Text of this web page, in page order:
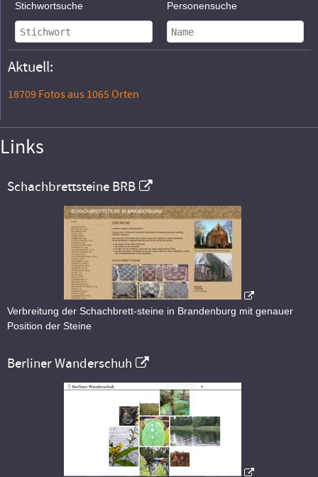
Stichwortsuche Personensuche
Aktuell:
18709 Fotos aus 1065 Orten
Links
Schachbrettsteine BRB
Verbreitung der Schachbrett-steine in Brandenburg mit genauer
Position der Steine
Berliner Wanderschuh